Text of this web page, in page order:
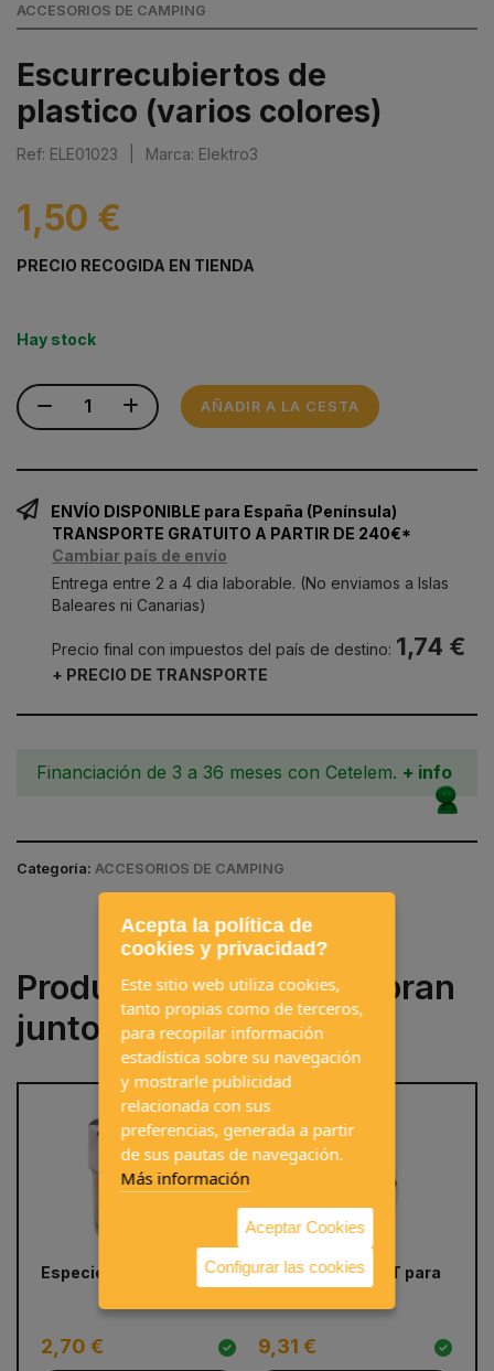
ACCESORIOS DE CAMPING
Escurrecubiertos de
plastico (varios colores)
Ref: ELE01023 Marca: Elektro3
1,50 €
PRECIO RECOGIDA EN TIENDA
Hay stock
AÑADIR A LA CESTA
ENVÍO DISPONIBLE para España (Península)
TRANSPORTE GRATUITO A PARTIR DE 240€*
Cambiar país de envío
Entrega entre 2 a 4 dia laborable. (No enviamos a Islas
Baleares ni Canarias)
Precio final con impuestos del país de destino: 1,74 €
+ PRECIO DE TRANSPORTE
Financiación de 3 a 36 meses con Cetelem. + info
Categoría: ACCESORIOS DE CAMPING
Productos que se compran
juntos a menudo
Especiero 6 en 1
2,70 €
Luz LED CARBEST para
colgar
9,31 €
Acepta la política de
cookies y privacidad?
Este sitio web utiliza cookies,
tanto propias como de terceros,
para recopilar información
estadística sobre su navegación
y mostrarle publicidad
relacionada con sus
preferencias, generada a partir
de sus pautas de navegación.
Más información
Aceptar Cookies
Configurar las cookies